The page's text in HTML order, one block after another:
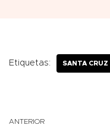
Etiquetas: SANTA
ANTERIOR